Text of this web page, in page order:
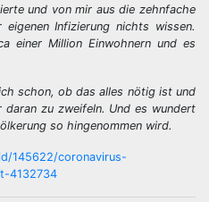
und von mir aus die zehnfache
Infizierung nichts wissen.
einer Million Einwohnern und es
schon, ob das alles nötig ist und
zu zweifeln. Und es wundert
so hingenommen wird.
145622/coronavirus-
4132734